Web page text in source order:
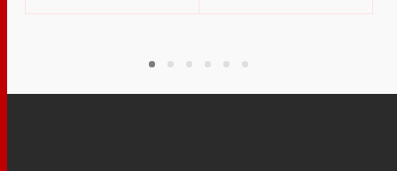
tiene